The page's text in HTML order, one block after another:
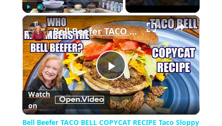
Play Unmute Fullscreen ×
Play
Video
Bell Beefer TACO BELL COPYCAT RECIPE Taco Sloppy Joe
Watch
on
Bell Beefer TACO BELL COPYCAT RECIPE Taco Sloppy